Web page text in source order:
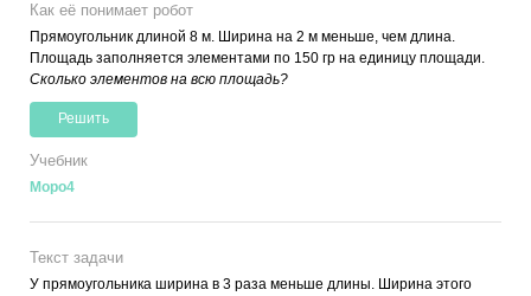
Как её понимает робот
Прямоугольник длиной 8 м. Ширина на 2 м меньше, чем длина.
Площадь заполняется элементами по 150 гр на единицу площади.
Сколько элементов на всю площадь?
Решить
Учебник
Моро4
Текст задачи
У прямоугольника ширина в 3 раза меньше длины. Ширина этого